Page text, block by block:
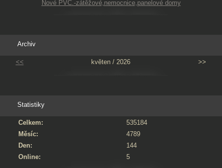
Nové PVC.-zátěžové,nemocnice,panelové domy
Archiv
<< květen / 2026 >>
Statistiky
Online: 5
Celkem:
535184
Měsíc:
4789
Den:
144